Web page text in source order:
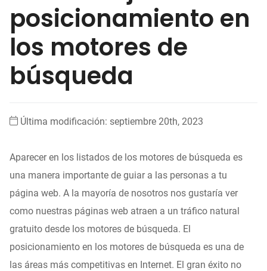
posicionamiento en
los motores de
búsqueda
Última modificación: septiembre 20th, 2023
Aparecer en los listados de los motores de búsqueda es
una manera importante de guiar a las personas a tu
página web. A la mayoría de nosotros nos gustaría ver
como nuestras páginas web atraen a un tráfico natural
gratuito desde los motores de búsqueda. El
posicionamiento en los motores de búsqueda es una de
las áreas más competitivas en Internet. El gran éxito no